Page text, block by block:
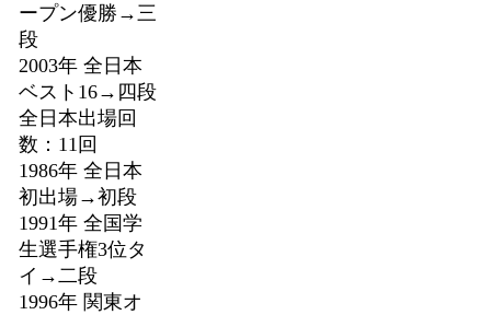
ープン優勝→三
段
2003年 全日本
ベスト16→四段
全日本出場回
数：11回
1986年 全日本
初出場→初段
1991年 全国学
生選手権3位タ
イ→二段
1996年 関東オ